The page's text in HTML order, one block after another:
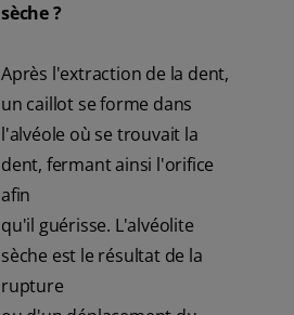
sèche ?
Après l'extraction de la dent,
un caillot se forme dans
l'alvéole où se trouvait la
dent, fermant ainsi l'orifice
afin
qu'il guérisse. L'alvéolite
sèche est le résultat de la
rupture